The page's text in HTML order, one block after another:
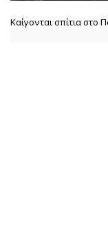
Καίγονται σπίτια στο